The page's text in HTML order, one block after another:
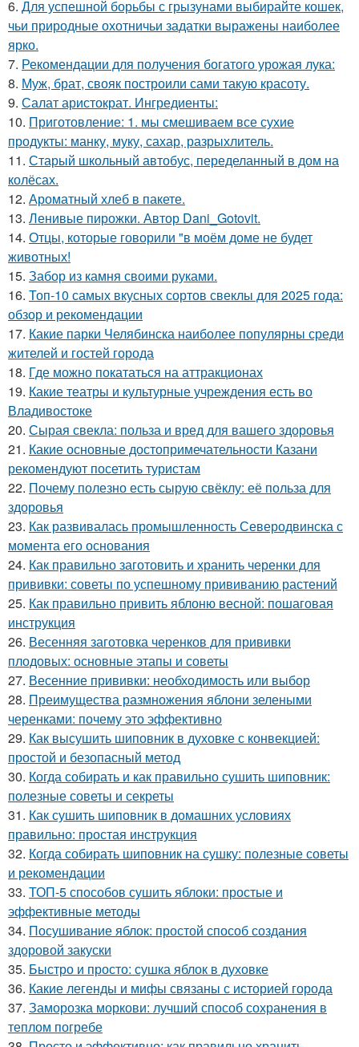
6. Для успешной борьбы с грызунами выбирайте кошек,
чьи природные охотничьи задатки выражены наиболее
ярко.
7. Рекомендации для получения богатого урожая лука:
8. Муж, брат, свояк построили сами такую красоту.
9. Салат аристократ. Ингредиенты:
10. Приготовление: 1. мы смешиваем все сухие
продукты: манку, муку, сахар, разрыхлитель.
11. Старый школьный автобус, переделанный в дом на
колёсах.
12. Ароматный хлеб в пакете.
13. Ленивые пирожки. Автор Dani_Gotovit.
14. Отцы, которые говорили "в моём доме не будет
животных!
15. Забор из камня своими руками.
16. Топ-10 самых вкусных сортов свеклы для 2025 года:
обзор и рекомендации
17. Какие парки Челябинска наиболее популярны среди
жителей и гостей города
18. Где можно покататься на аттракционах
19. Какие театры и культурные учреждения есть во
Владивостоке
20. Сырая свекла: польза и вред для вашего здоровья
21. Какие основные достопримечательности Казани
рекомендуют посетить туристам
22. Почему полезно есть сырую свёклу: её польза для
здоровья
23. Как развивалась промышленность Северодвинска с
момента его основания
24. Как правильно заготовить и хранить черенки для
прививки: советы по успешному прививанию растений
25. Как правильно привить яблоню весной: пошаговая
инструкция
26. Весенняя заготовка черенков для прививки
плодовых: основные этапы и советы
27. Весенние прививки: необходимость или выбор
28. Преимущества размножения яблони зелеными
черенками: почему это эффективно
29. Как высушить шиповник в духовке с конвекцией:
простой и безопасный метод
30. Когда собирать и как правильно сушить шиповник:
полезные советы и секреты
31. Как сушить шиповник в домашних условиях
правильно: простая инструкция
32. Когда собирать шиповник на сушку: полезные советы
и рекомендации
33. ТОП-5 способов сушить яблоки: простые и
эффективные методы
34. Посушивание яблок: простой способ создания
здоровой закуски
35. Быстро и просто: сушка яблок в духовке
36. Какие легенды и мифы связаны с историей города
37. Заморозка моркови: лучший способ сохранения в
теплом погребе